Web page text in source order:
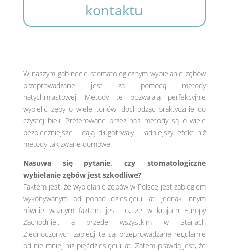
kontaktu
W naszym gabinecie stomatologicznym wybielanie zębów
przeprowadzane jest za pomocą metody
natychmiastowej. Metody te pozwalają perfekcyjnie
wybielić zęby o wiele tonów, dochodząc praktycznie do
czystej bieli. Preferowane przez nas metody są o wiele
bezpieczniejsze i dają długotrwały i ładniejszy efekt niż
metody tak zwane domowe.
Nasuwa się pytanie, czy stomatologiczne
wybielanie zębów jest szkodliwe?
Faktem jest, że wybielanie zębów w Polsce jest zabiegiem
wykonywanym od ponad dziesięciu lat. Jednak innym
równie ważnym faktem jest to, że w krajach Europy
Zachodniej, a przede wszystkim w Stanach
Zjednoczonych zabiegi te są przeprowadzane regularnie
od nie mniej niż pięćdziesięciu lat. Zatem prawdą jest, że